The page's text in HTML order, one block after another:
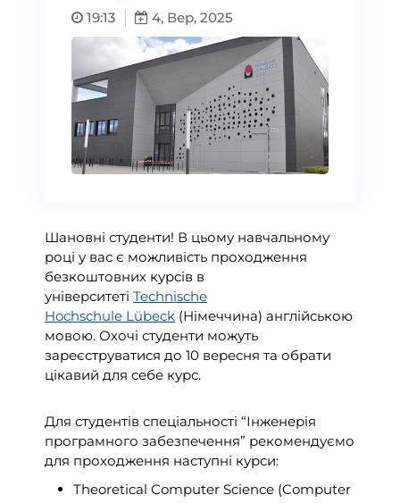
19:13 4, Вер, 2025
Шановні студенти! В цьому навчальному
році у вас є можливість проходження
безкоштовних курсів в
університеті Technische
Hochschule Lübeck (Німеччина) англійською
мовою. Охочі студенти можуть
зареєструватися до 10 вересня та обрати
цікавий для себе курс.
Для студентів спеціальності “Інженерія
програмного забезпечення” рекомендуємо
для проходження наступні курси:
Theoretical Computer Science (Computer